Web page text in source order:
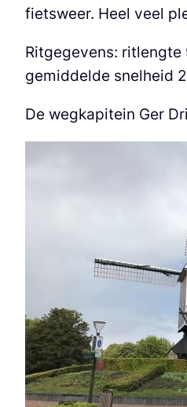
fietsweer. Heel veel
Ritgegevens: ritlengte
gemiddelde snelheid
De wegkapitein Ger